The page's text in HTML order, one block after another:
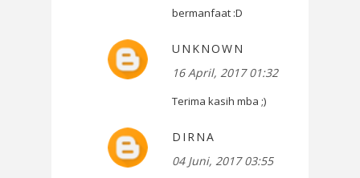
bermanfaat :D
UNKNOWN
16 April, 2017 01:32
Terima kasih mba ;)
DIRNA
04 Juni, 2017 03:55